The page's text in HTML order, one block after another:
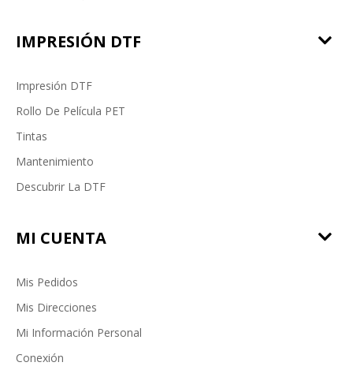
IMPRESIÓN DTF
Impresión DTF
Rollo De Película PET
Tintas
Mantenimiento
Descubrir La DTF
MI CUENTA
Mis Pedidos
Mis Direcciones
Mi Información Personal
Conexión